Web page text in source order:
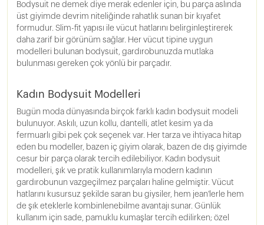
Bodysuit ne demek diye merak edenler için, bu parça aslında
üst giyimde devrim niteliğinde rahatlık sunan bir kıyafet
formudur. Slim-fit yapısı ile vücut hatlarını belirginleştirerek
daha zarif bir görünüm sağlar. Her vücut tipine uygun
modelleri bulunan bodysuit, gardırobunuzda mutlaka
bulunması gereken çok yönlü bir parçadır.
Kadın Bodysuit Modelleri
Bugün moda dünyasında birçok farklı kadın bodysuit modeli
bulunuyor. Askılı, uzun kollu, dantelli, atlet kesim ya da
fermuarlı gibi pek çok seçenek var. Her tarza ve ihtiyaca hitap
eden bu modeller, bazen iç giyim olarak, bazen de dış giyimde
cesur bir parça olarak tercih edilebiliyor. Kadın bodysuit
modelleri, şık ve pratik kullanımlarıyla modern kadının
gardırobunun vazgeçilmez parçaları haline gelmiştir. Vücut
hatlarını kusursuz şekilde saran bu giysiler, hem jean'lerle hem
de şık eteklerle kombinlenebilme avantajı sunar. Günlük
kullanım için sade, pamuklu kumaşlar tercih edilirken; özel